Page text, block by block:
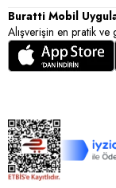
Buratti Mobil
Alışverişin en pratik ve